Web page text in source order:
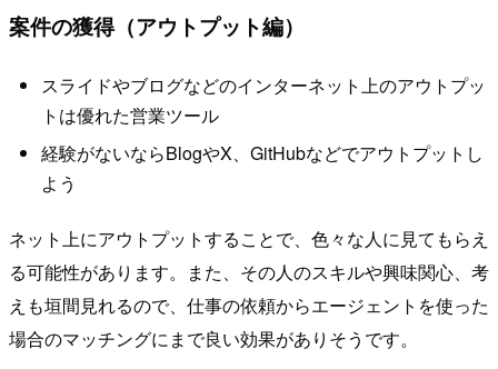
案件の獲得（アウトプット編）
スライドやブログなどのインターネット上のアウトプッ
トは優れた営業ツール
経験がないならBlogやX、GitHubなどでアウトプットし
よう
ネット上にアウトプットすることで、色々な人に見てもらえ
る可能性があります。また、その人のスキルや興味関心、考
えも垣間見れるので、仕事の依頼からエージェントを使った
場合のマッチングにまで良い効果がありそうです。